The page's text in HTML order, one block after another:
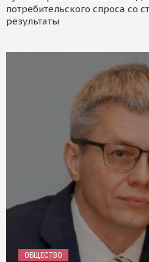
потребительского спроса со
результаты
ОБЩЕСТВО